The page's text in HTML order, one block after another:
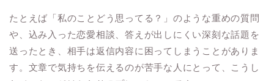
たとえば「私のことどう思ってる？」のような重めの質問
や、込み入った恋愛相談、答えが出しにくい深刻な話題を
送ったとき、相手は返信内容に困ってしまうことがありま
す。文章で気持ちを伝えるのが苦手な人にとって、こうし